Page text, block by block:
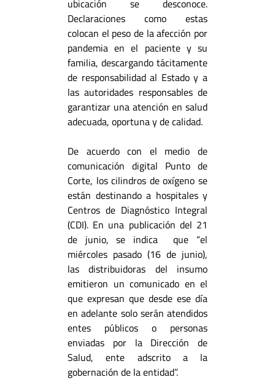
ubicación se desconoce.
Declaraciones como estas
colocan el peso de la afección por
pandemia en el paciente y su
familia, descargando tácitamente
de responsabilidad al Estado y a
las autoridades responsables de
garantizar una atención en salud
adecuada, oportuna y de calidad.
De acuerdo con el medio de
comunicación digital Punto de
Corte, los cilindros de oxígeno se
están destinando a hospitales y
Centros de Diagnóstico Integral
(CDI). En una publicación del 21
de junio, se indica que “el
miércoles pasado (16 de junio),
las distribuidoras del insumo
emitieron un comunicado en el
que expresan que desde ese día
en adelante solo serán atendidos
entes públicos o personas
enviadas por la Dirección de
Salud, ente adscrito a la
gobernación de la entidad”.